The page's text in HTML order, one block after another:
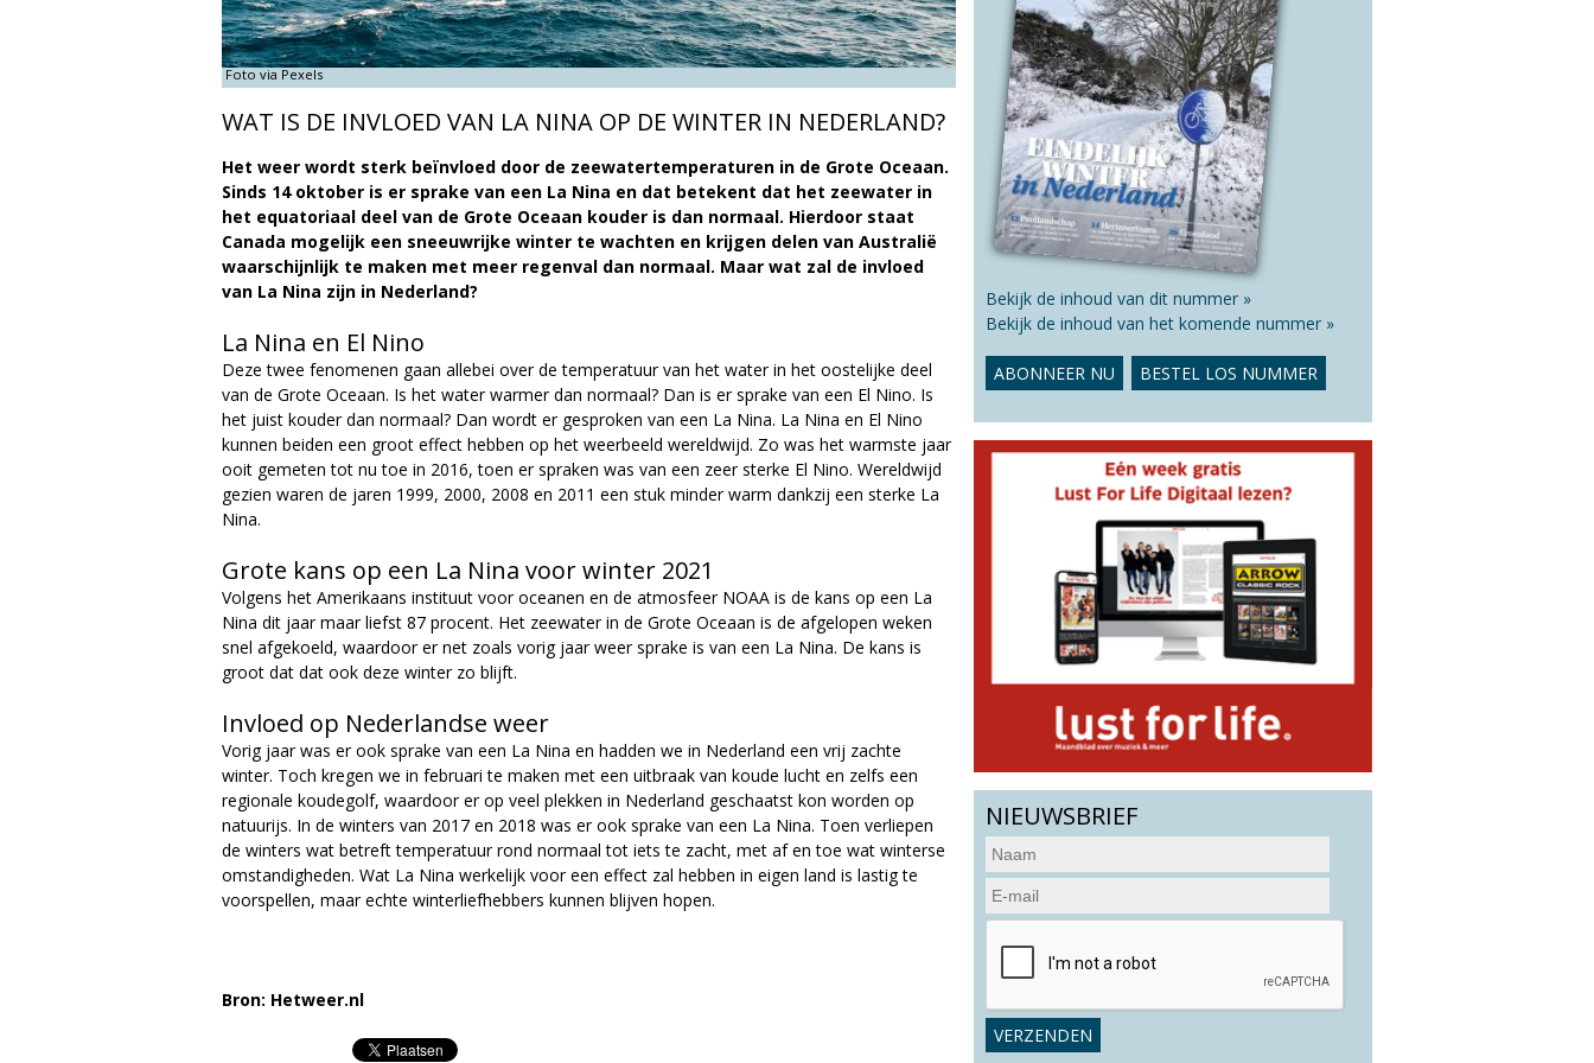
a
g
a
z
i
n
e
Foto via Pexels
WAT IS DE INVLOED VAN LA NINA OP DE WINTER IN NEDERLAND?
Het weer wordt sterk beïnvloed door de zeewatertemperaturen in de Grote Oceaan.
Sinds 14 oktober is er sprake van een La Nina en dat betekent dat het zeewater in
het equatoriaal deel van de Grote Oceaan kouder is dan normaal. Hierdoor staat
Canada mogelijk een sneeuwrijke winter te wachten en krijgen delen van Australië
waarschijnlijk te maken met meer regenval dan normaal. Maar wat zal de invloed
van La Nina zijn in Nederland?
La Nina en El Nino
Deze twee fenomenen gaan allebei over de temperatuur van het water in het oostelijke deel
van de Grote Oceaan. Is het water warmer dan normaal? Dan is er sprake van een El Nino. Is
het juist kouder dan normaal? Dan wordt er gesproken van een La Nina. La Nina en El Nino
kunnen beiden een groot effect hebben op het weerbeeld wereldwijd. Zo was het warmste jaar
ooit gemeten tot nu toe in 2016, toen er spraken was van een zeer sterke El Nino. Wereldwijd
gezien waren de jaren 1999, 2000, 2008 en 2011 een stuk minder warm dankzij een sterke La
Nina.
Grote kans op een La Nina voor winter 2021
Volgens het Amerikaans instituut voor oceanen en de atmosfeer NOAA is de kans op een La
Nina dit jaar maar liefst 87 procent. Het zeewater in de Grote Oceaan is de afgelopen weken
snel afgekoeld, waardoor er net zoals vorig jaar weer sprake is van een La Nina. De kans is
groot dat dat ook deze winter zo blijft.
Invloed op Nederlandse weer
Vorig jaar was er ook sprake van een La Nina en hadden we in Nederland een vrij zachte
winter. Toch kregen we in februari te maken met een uitbraak van koude lucht en zelfs een
regionale koudegolf, waardoor er op veel plekken in Nederland geschaatst kon worden op
natuurijs. In de winters van 2017 en 2018 was er ook sprake van een La Nina. Toen verliepen
de winters wat betreft temperatuur rond normaal tot iets te zacht, met af en toe wat winterse
omstandigheden. Wat La Nina werkelijk voor een effect zal hebben in eigen land is lastig te
voorspellen, maar echte winterliefhebbers kunnen blijven hopen.
Bron: Hetweer.nl
Bekijk de inhoud van dit nummer »
Bekijk de inhoud van het komende nummer »
ABONNEER NU BESTEL LOS NUMMER
NIEUWSBRIEF